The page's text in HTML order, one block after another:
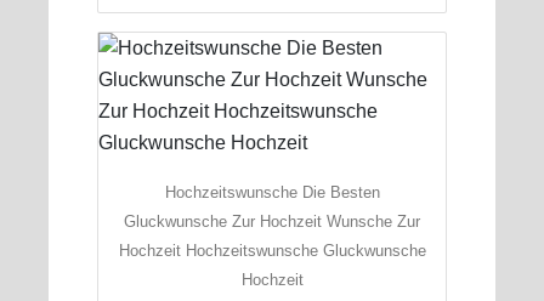
Hochzeitswunsche Die Besten
Gluckwunsche Zur Hochzeit Wunsche Zur
Hochzeit Hochzeitswunsche Gluckwunsche
Hochzeit